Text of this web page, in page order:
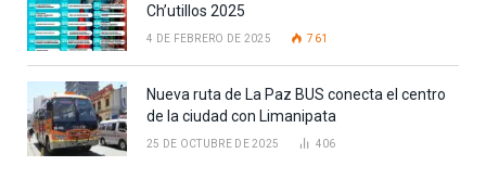
Ch’utillos 2025
4 DE FEBRERO DE 2025 761
Nueva ruta de La Paz BUS conecta el centro
de la ciudad con Limanipata
25 DE OCTUBRE DE 2025 406